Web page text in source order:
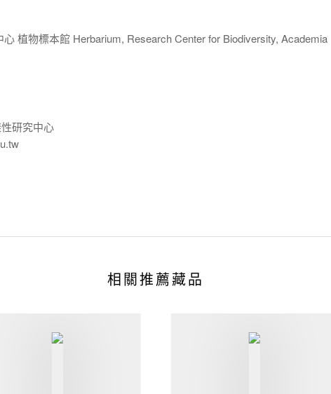
植物標本館 Herbarium, Research Center for Biodiversity, Academia
研究中心
相關推薦藏品